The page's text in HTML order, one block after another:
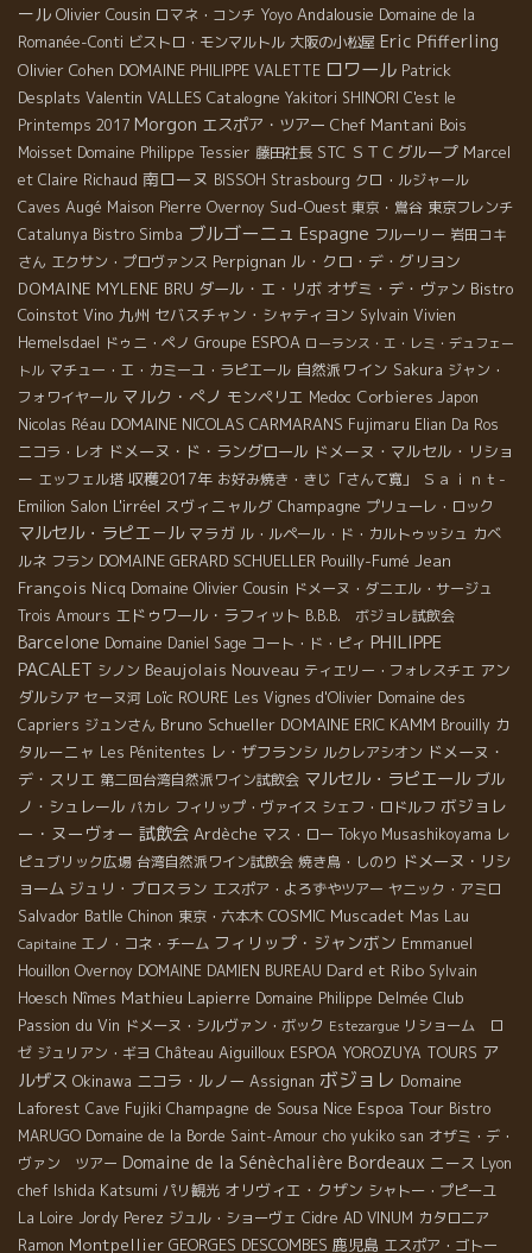
ール Olivier Cousin ロマネ・コンチ Yoyo Andalousie Domaine de la
Romanée-Conti ビストロ・モンマルトル 大阪の小松屋 Eric Pfifferling
Olivier Cohen DOMAINE PHILIPPE VALETTE ロワール Patrick
Desplats Valentin VALLES Catalogne Yakitori SHINORI C'est le
Printemps 2017 Morgon エスポア・ツアー Chef Mantani Bois
Moisset Domaine Philippe Tessier 藤田社長 STC ＳＴＣグループ Marcel
et Claire Richaud 南ローヌ BISSOH Strasbourg クロ・ルジャール
Caves Augé Maison Pierre Overnoy Sud-Ouest 東京・鴬谷 東京フレンチ
Catalunya Bistro Simba ブルゴーニュ Espagne フルーリー 岩田コキ
さん エクサン・プロヴァンス Perpignan ル・クロ・デ・グリヨン
DOMAINE MYLENE BRU ダール・エ・リボ オザミ・デ・ヴァン Bistro
Coinstot Vino 九州 セバスチャン・シャティヨン Sylvain Vivien
Hemelsdael ドゥニ・ペノ Groupe ESPOA ローランス・エ・レミ・デュフェー
トル マチュー・エ・カミーユ・ラピエール 自然派ワイン Sakura ジャン・
フォワイヤール マルク・ぺノ モンペリエ Medoc Corbieres Japon
Nicolas Réau DOMAINE NICOLAS CARMARANS Fujimaru Elian Da Ros
ニコラ・レオ ドメーヌ・ド・ラングロール ドメーヌ・マルセル・リショ
ー エッフェル塔 収穫2017年 お好み焼き・きじ「さんて寛」
Ｓａｉｎｔ-
Emilion Salon L'irréel スヴィニャルグ Champagne プリューレ・ロック
マルセル・ラピエ－ル マラガ ル・ルペール・ド・カルトゥッシュ カベ
ルネ フラン DOMAINE GERARD SCHUELLER Pouilly-Fumé Jean
François Nicq Domaine Olivier Cousin ドメーヌ・ダニエル・サージュ
Trois Amours エドゥワール・ラフィット B.B.B. ボジョレ試飲会
Barcelone Domaine Daniel Sage コート・ド・ピィ PHILIPPE
PACALET シノン Beaujolais Nouveau ティエリー・フォレスチエ アン
ダルシア セーヌ河 Loïc ROURE Les Vignes d'Olivier Domaine des
Capriers ジュンさん Bruno Schueller DOMAINE ERIC KAMM Brouilly カ
タルーニャ Les Pénitentes レ・ザフランシ ルクレアシオン ドメーヌ・
デ・スリエ 第二回台湾自然派ワイン試飲会 マルセル・ラピエール ブル
ノ・シュレール パカレ フィリップ・ヴァイス シェフ・ロドルフ ボジョレ
ー・ヌーヴォー 試飲会 Ardèche マス・ロー Tokyo Musashikoyama レ
ピュブリック広場 台湾自然派ワイン試飲会 焼き鳥・しのり ドメーヌ・リシ
ョーム ジュリ・ブロスラン エスポア・よろずやツアー ヤニック・アミロ
Salvador Batlle Chinon 東京・六本木 COSMIC Muscadet Mas Lau
Capitaine エノ・コネ・チーム フィリップ・ジャンボン Emmanuel
Houillon Overnoy DOMAINE DAMIEN BUREAU Dard et Ribo Sylvain
Hoesch Nîmes Mathieu Lapierre Domaine Philippe Delmée Club
Passion du Vin ドメーヌ・シルヴァン・ボック Estezargue リショーム ロ
ゼ ジュリアン・ギヨ Château Aiguilloux ESPOA YOROZUYA TOURS ア
ルザス Okinawa ニコラ・ルノー Assignan ボジョレ Domaine
Laforest Cave Fujiki Champagne de Sousa Nice Espoa Tour Bistro
MARUGO Domaine de la Borde Saint-Amour cho yukiko san オザミ・デ・
ヴァン ツアー Domaine de la Sénèchalière Bordeaux ニース Lyon
chef Ishida Katsumi パリ観光 オリヴィエ・クザン シャトー・プピーユ
La Loire Jordy Perez ジュル・ショーヴェ Cidre AD VINUM カタロニア
Ramon Montpellier GEORGES DESCOMBES 鹿児島 エスポア・ゴトー